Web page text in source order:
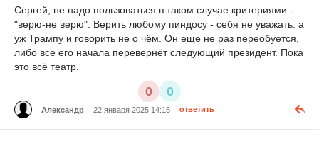
Сергей, не надо пользоваться в таком случае критериями -
"верю-не верю". Верить любому пиндосу - себя не уважать. а
уж Трампу и говорить не о чём. Он еще не раз переобуется,
либо все его начала перевернёт следующий президент. Пока
это всё театр.
0 0
Александр 22 января 2025 14:15 ответить